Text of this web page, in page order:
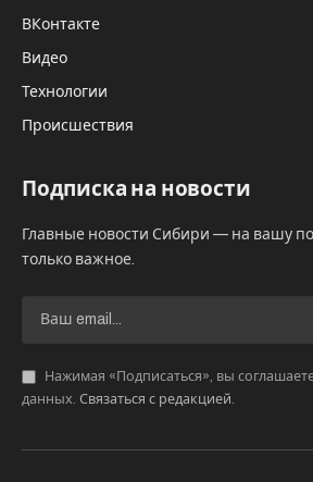
ВКонтакте
Видео
Технологии
Происшествия
Подписка на новости
Главные новости Сибири — на вашу
только важное.
Нажимая «Подписаться», вы
данных. Связаться с редакцией